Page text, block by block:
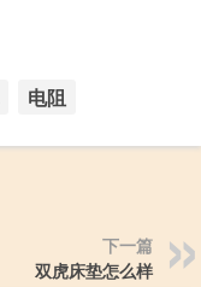
电阻
下一篇
双虎床垫怎么样